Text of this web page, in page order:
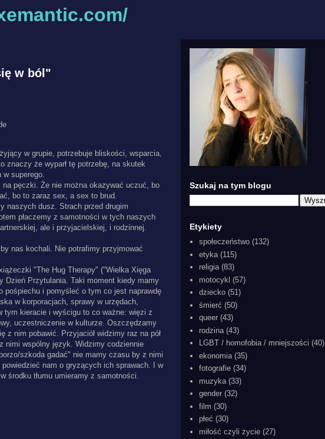
w ból"
w grupie, potrzebuje bliskości, wsparcia,
znaczy że wyparł tę potrzebę, na skutek
w superego.
pęczki. Że nie można okazywać uczuć, bo
bo to zaraz sex, a sex to brud.
naszych dusz. Strach przed drugim
płaczemy z samotności w tych naszych
ale i przyjacielskiej, i rodzinnej.
nas kochali. Nie potrafimy przyjmować
"The Hug Therapy" ("Wielka Xięga
Dzień Przytulania. Taki moment kiedy mamy
pośpiechu i pomyśleć o tym co jest naprawdę
w korporacjach, sprawy w urzędach,
tym kieracie i wyścigu to co ważne: więzi z
uczestniczenie w kulturze. Oszczędzamy
nim pobawić. Przyjaciół widzimy raz na pół
nimi wspólny język. Widzimy codziennie
szkoda gadać" nie mamy czasu by z nimi
nam o gryzących ich sprawach. I w
środku tłumu umieramy z samotności.
Szukaj na tym blogu
Etykiety
społeczeństwo (132)
etyka (115)
religia (83)
motocykl (57)
dziecko (51)
śmierć (50)
queer (43)
rodzina (43)
LGBT / homofobia / mniejszości (40)
ekonomia (35)
fotografie (34)
muzyka (33)
gender (32)
film (30)
płeć (30)
miłość czyli życie (27)